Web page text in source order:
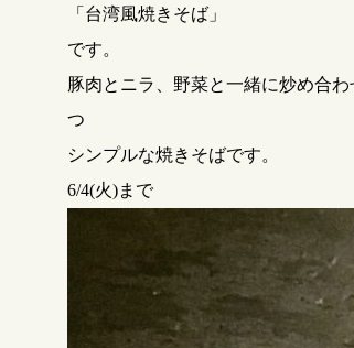
「台湾風焼きそば」
です。
豚肉とニラ、野菜と一緒に炒め合
つ
シンプルな焼きそばです。
6/4(火)まで